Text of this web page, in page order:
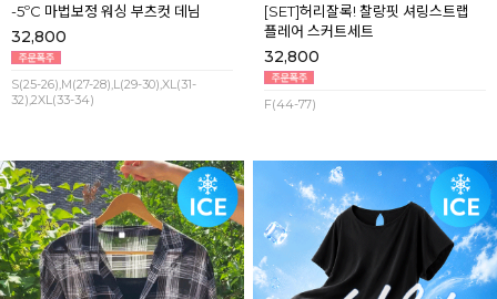
-5ºC 마법보정 워싱 부츠컷 데님
32,800
S(25-26),M(27-28),L(29-30),XL(31-
32),2XL(33-34)
[SET]허리잘록! 찰랑핏 셔링스트랩
플레어 스커트세트
32,800
F(44-77)